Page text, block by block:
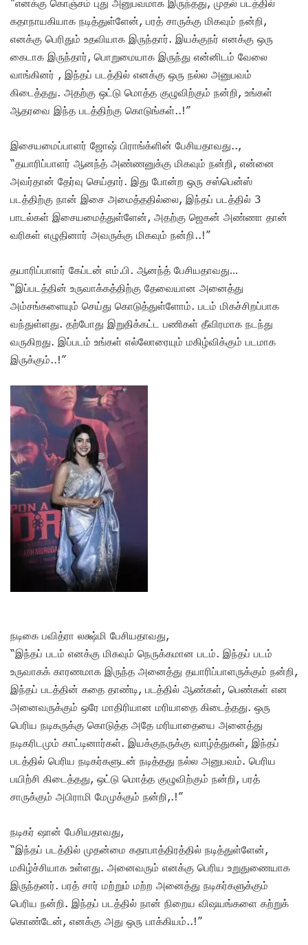
“எனக்கு கொஞ்சம் புது அனுபவமாக இருந்தது, முதல் படத்தில்
கதாநாயகியாக நடித்துள்ளேன், பரத் சாருக்கு மிகவும் நன்றி,
எனக்கு பெரிதும் உதவியாக இருந்தார். இயக்குநர் எனக்கு ஒரு
கைடாக இருந்தார், பொறுமையாக இருந்து என்னிடம் வேலை
வாங்கினர் , இந்தப் படத்தில் எனக்கு ஒரு நல்ல அனுபவம்
கிடைத்தது. அதற்கு ஒட்டு மொத்த குழுவிற்கும் நன்றி, உங்கள்
ஆதரவை இந்த படத்திற்கு கொடுங்கள்..!”
இசையமைப்பாளர் ஜோஷ் பிராங்க்ளின் பேசியதாவது..,
“தயாரிப்பாளர் ஆனந்த் அண்ணனுக்கு மிகவும் நன்றி, என்னை
அவர்தான் தேர்வு செய்தார். இது போன்ற ஒரு சஸ்பென்ஸ்
படத்திற்கு நான் இசை அமைத்ததில்லை, இந்தப் படத்தில் 3
பாடல்கள் இசையமைத்துள்ளேன், அதற்கு ஜெகன் அண்ணா தான்
வரிகள் எழுதினார் அவருக்கு மிகவும் நன்றி..!”
தயாரிப்பாளர் கேப்டன் எம்.பி. ஆனந்த் பேசியதாவது…
“இப்படத்தின் உருவாக்கத்திற்கு தேவையான அனைத்து
அம்சங்களையும் செய்து கொடுத்துள்ளோம். படம் மிகச்சிறப்பாக
வந்துள்ளது. தற்போது இறுதிக்கட்ட பணிகள் தீவிரமாக நடந்து
வருகிறது. இப்படம் உங்கள் எல்லோரையும் மகிழ்விக்கும் படமாக
இருக்கும்..!”
நடிகை பவித்ரா லக்ஷ்மி பேசியதாவது,
“இந்தப் படம் எனக்கு மிகவும் நெருக்கமான படம். இந்தப் படம்
உருவாகக் காரணமாக இருந்த அனைத்து தயாரிப்பாளருக்கும் நன்றி,
இந்தப் படத்தின் கதை தாண்டி, படத்தில் ஆண்கள், பெண்கள் என
அனைவருக்கும் ஒரே மாதிரியான மரியாதை கிடைத்தது. ஒரு
பெரிய நடிகருக்கு கொடுத்த அதே மரியாதையை அனைத்து
நடிகரிடமும் காட்டினார்கள். இயக்குநருக்கு வாழ்த்துகள், இந்தப்
படத்தில் பெரிய நடிகர்களுடன் நடித்தது நல்ல அனுபவம். பெரிய
பயிற்சி கிடைத்தது, ஒட்டு மொத்த குழுவிற்கும் நன்றி, பரத்
சாருக்கும் அபிராமி மேமுக்கும் நன்றி,.!”
நடிகர் ஷான் பேசியதாவது,
“இந்தப் படத்தில் முதன்மை கதாபாத்திரத்தில் நடித்துள்ளேன்,
மகிழ்ச்சியாக உள்ளது. அனைவரும் எனக்கு பெரிய உறுதுணையாக
இருந்தனர். பரத் சார் மற்றும் மற்ற அனைத்து நடிகர்களுக்கும்
பெரிய நன்றி. இந்தப் படத்தில் நான் நிறைய விஷயங்களை கற்றுக்
கொண்டேன், எனக்கு அது ஒரு பாக்கியம்..!”